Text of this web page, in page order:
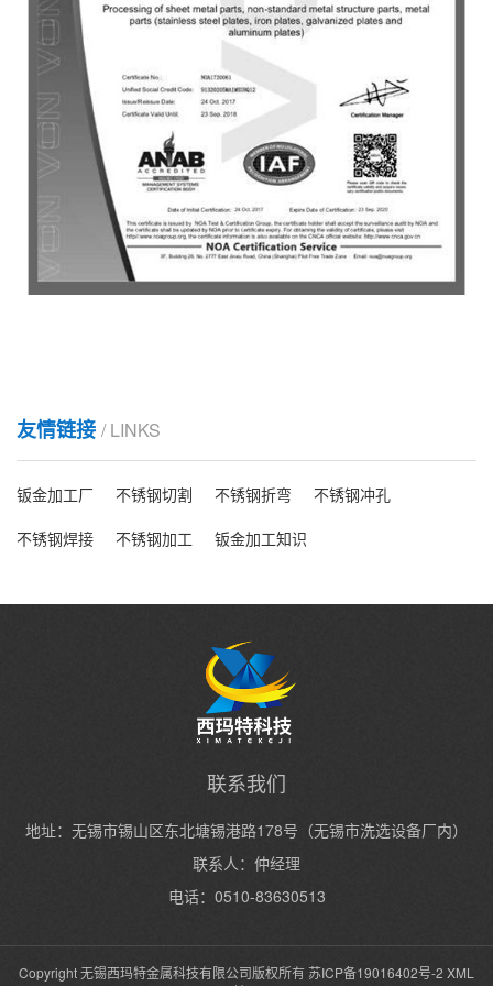
友情链接 / LINKS
钣金加工厂 不锈钢切割 不锈钢折弯
不锈钢冲孔
不锈钢焊接
不锈钢加工 钣金加工知识
联系我们
地址：无锡市锡山区东北塘锡港路178号（无锡市洗选设备厂内）
联系人：仲经理
电话：0510-83630513
Copyright 无锡西玛特金属科技有限公司版权所有苏ICP备19016402号-2 XML